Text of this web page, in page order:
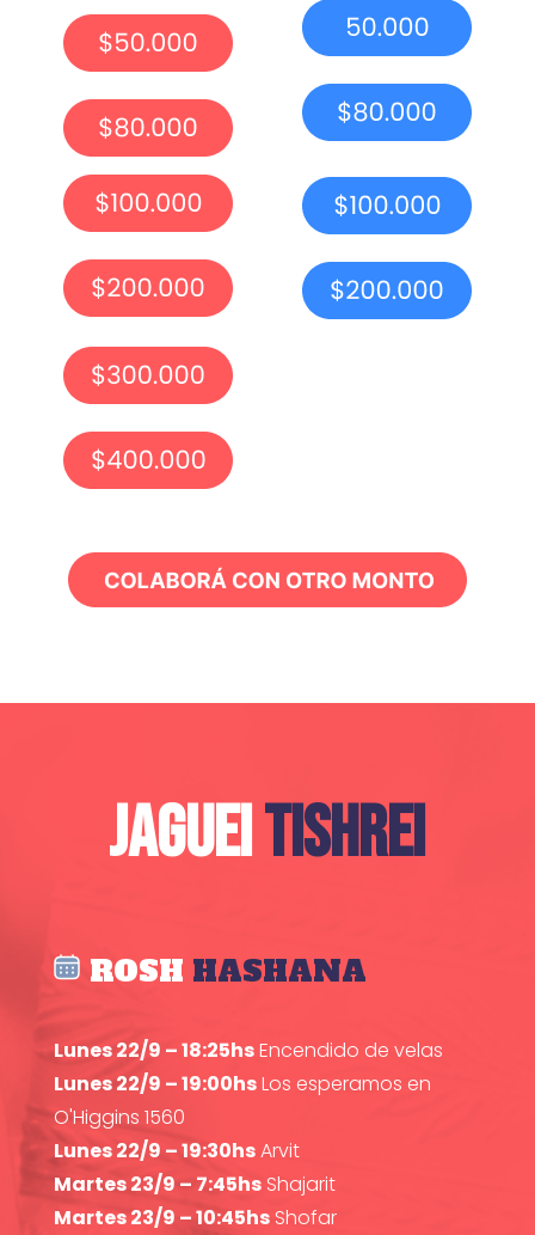
JAGUEITISHREI
ROSH HASHANA
Lunes 22/9 – 18:25hsEncendido de velas
Lunes 22/9 – 19:00hsLos esperamos en
O'Higgins 1560
Lunes 22/9 – 19:30hsArvit
Martes 23/9 – 7:45hsShajarit
Martes 23/9 – 10:45hsShofar